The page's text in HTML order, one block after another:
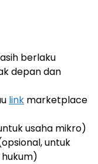
berlaku
depan dan
link marketplace
usaha mikro)
untuk